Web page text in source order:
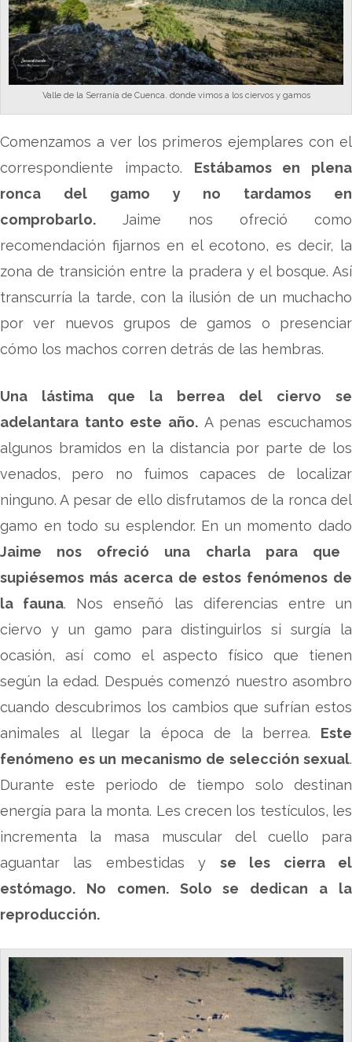
Valle de la Serranía de Cuenca. donde vimos a los ciervos y gamos
Comenzamos a ver los primeros ejemplares con el
correspondiente impacto. Estábamos en plena
ronca del gamo y no tardamos en
comprobarlo. Jaime nos ofreció como
recomendación fijarnos en el ecotono, es decir, la
zona de transición entre la pradera y el bosque. Así
transcurría la tarde, con la ilusión de un muchacho
por ver nuevos grupos de gamos o presenciar
cómo los machos corren detrás de las hembras.
Una lástima que la berrea del ciervo se
adelantara tanto este año. A penas escuchamos
algunos bramidos en la distancia por parte de los
venados, pero no fuimos capaces de localizar
ninguno. A pesar de ello disfrutamos de la ronca del
gamo en todo su esplendor. En un momento dado
Jaime nos ofreció una charla para que
supiésemos más acerca de estos fenómenos de
la fauna. Nos enseñó las diferencias entre un
ciervo y un gamo para distinguirlos si surgía la
ocasión, así como el aspecto físico que tienen
según la edad. Después comenzó nuestro asombro
cuando descubrimos los cambios que sufrían estos
animales al llegar la época de la berrea. Este
fenómeno es un mecanismo de selección sexual.
Durante este periodo de tiempo solo destinan
energía para la monta. Les crecen los testículos, les
incrementa la masa muscular del cuello para
aguantar las embestidas y se les cierra el
estómago. No comen. Solo se dedican a la
reproducción.